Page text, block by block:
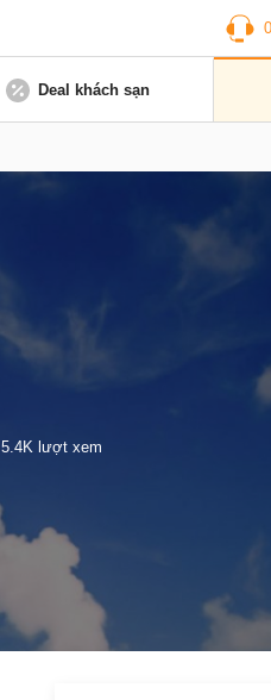
Deal khách sạn
5.4K lượt xem